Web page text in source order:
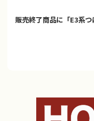
販売終了商品に「E3系